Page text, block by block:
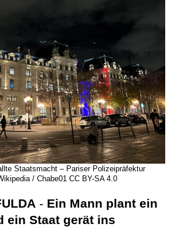
Staatsmacht – Pariser Polizeipräfektur
/ Chabe01 CC BY-SA 4.0
- Ein Mann plant ein
ein Staat gerät ins